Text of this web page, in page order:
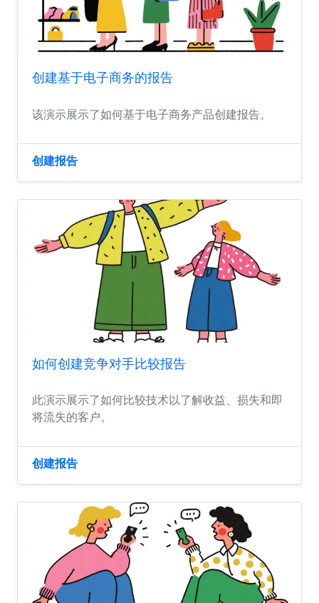
创建基于电子商务的报告
该演示展示了如何基于电子商务产品创建报告。
创建报告
如何创建竞争对手比较报告
此演示展示了如何比较技术以了解收益、损失和即
将流失的客户。
创建报告